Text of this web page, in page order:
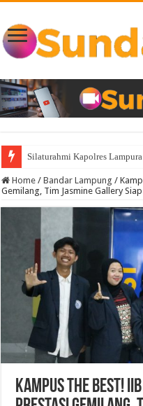
Silaturahmi Kapolres
Binrohtal di Masjid Al-Fachri,
Home / Bandar Lampung /
Gemilang, Tim Jasmine Gallery
Kampus The Best!